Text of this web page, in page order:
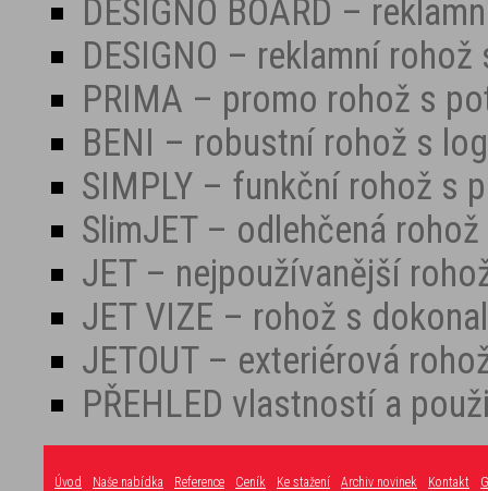
DESIGNO BOARD –
DESIGNO – reklamní
PRIMA – promo rohož s
BENI – robustní rohož s
SIMPLY – funkční rohož s
SlimJET – odlehčená
JET – nejpoužívanější
JET VIZE – rohož s
JETOUT – exteriérová
PŘEHLED vlastností a
Úvod Naše nabídka Reference Ceník Ke stažení Archiv novinek Kontakt